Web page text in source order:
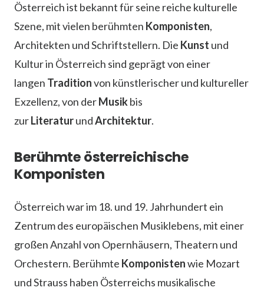
Österreich ist bekannt für seine reiche kulturelle
Szene, mit vielen berühmten Komponisten,
Architekten und Schriftstellern. Die Kunst und
Kultur in Österreich sind geprägt von einer
langen Traditionvon künstlerischer und kultureller
Exzellenz, von derMusikbis
zurLiteraturundArchitektur.
Berühmte österreichische
Komponisten
Österreich war im 18. und 19. Jahrhundert ein
Zentrum des europäischen Musiklebens, mit einer
großen Anzahl von Opernhäusern, Theatern und
Orchestern. Berühmte Komponistenwie Mozart
und Strauss haben Österreichs musikalische